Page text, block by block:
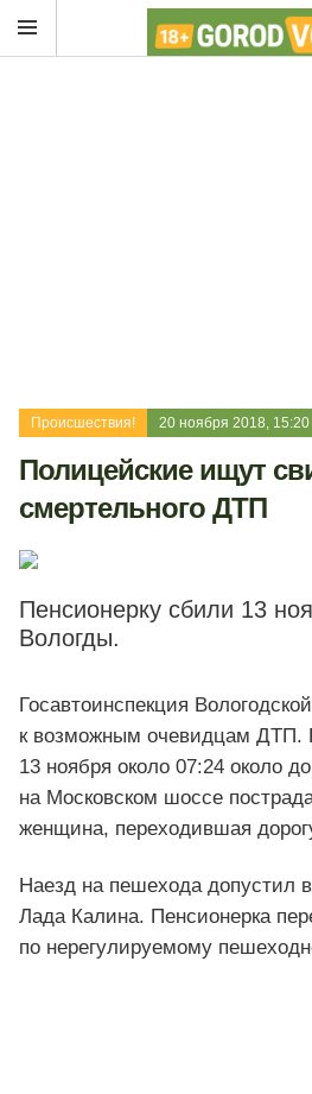
Происшествия! 20 ноября 2018, 15:20
Полицейские ищут
смертельного ДТП
Пенсионерку сбили 13
Вологды.
Госавтоинспекция
к возможным очевидцам
13 ноября около 07:24 около
на Московском шоссе
женщина, переходившая
Наезд на пешехода допустил
Лада Калина. Пенсионерка
по нерегулируемому